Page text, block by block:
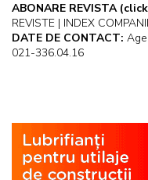
ABONARE REVISTA
REVISTE | INDEX COMPANII
DATE DE CONTACT:
021-336.04.16